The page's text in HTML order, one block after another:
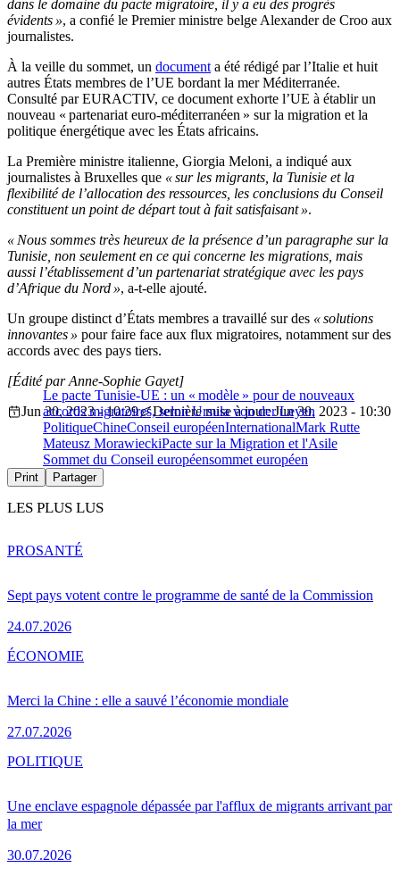
dans le domaine du pacte migratoire, il y a eu des progrès
évidents », a confié le Premier ministre belge Alexander de Croo aux
journalistes.
À la veille du sommet, un document a été rédigé par l’Italie et huit
autres États membres de l’UE bordant la mer Méditerranée.
Consulté par EURACTIV, ce document exhorte l’UE à établir un
nouveau « partenariat euro-méditerranéen » sur la migration et la
politique énergétique avec les États africains.
La Première ministre italienne, Giorgia Meloni, a indiqué aux
journalistes à Bruxelles que « sur les migrants, la Tunisie et la
flexibilité de l’allocation des ressources, les conclusions du Conseil
constituent un point de départ tout à fait satisfaisant ».
« Nous sommes très heureux de la présence d’un paragraphe sur la
Tunisie, non seulement en ce qui concerne les migrations, mais
aussi l’établissement d’un partenariat stratégique avec les pays
d’Afrique du Nord », a-t-elle ajouté.
Un groupe distinct d’États membres a travaillé sur des « solutions
innovantes » pour faire face aux flux migratoires, notamment sur des
accords avec des pays tiers.
Le pacte Tunisie-UE : un « modèle » pour de nouveaux
accords migratoires, selon Ursula von der Leyen
[Édité par Anne-Sophie Gayet]
Jun 30, 2023 - 10:29
Dernière mise à jour: Jun 30, 2023 - 10:30
PolitiqueChineConseil européenInternationalMark Rutte
Mateusz MorawieckiPacte sur la Migration et l'Asile
Sommet du Conseil européensommet européen
Print Partager
LES PLUS LUS
Sept pays votent contre le programme de santé de la Commission
24.07.2026
PROSANTÉ
Merci la Chine : elle a sauvé l’économie mondiale
27.07.2026
ÉCONOMIE
Une enclave espagnole dépassée par l'afflux de migrants arrivant par
la mer
30.07.2026
POLITIQUE